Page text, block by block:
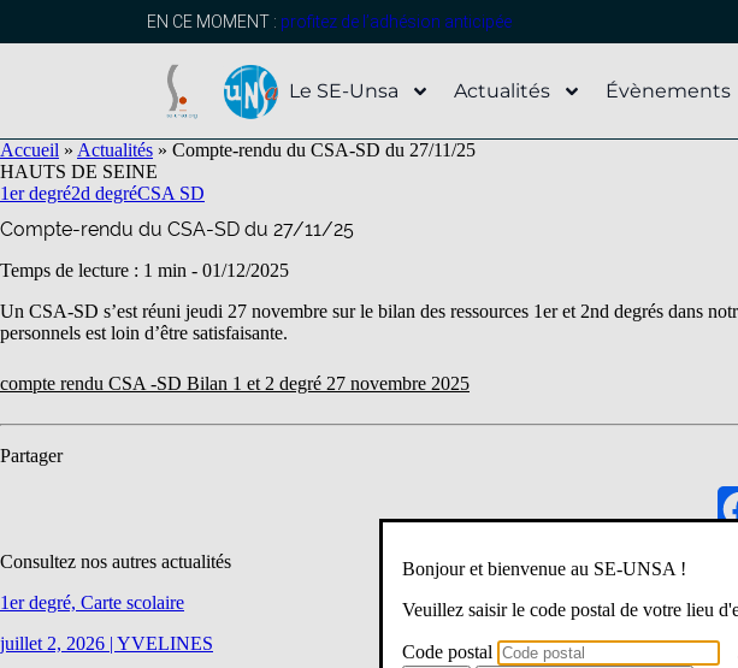
EN CE MOMENT : profitez de l’adhésion anticipée
Le SE-Unsa Actualités Évènements
Accueil » Actualités » Compte-rendu du CSA-SD du 27/11/25
HAUTS DE SEINE
1er degré2d degréCSA SD
Compte-rendu du CSA-SD du 27/11/25
Temps de lecture : 1 min - 01/12/2025
Un CSA-SD s’est réuni jeudi 27 novembre sur le bilan des ressources 1er et 2nd degrés dans
personnels est loin d’être satisfaisante.
compte rendu CSA -SD Bilan 1 et 2 degré 27 novembre 2025
Partager
Consultez nos autres actualités
1er degré, Carte scolaire
juillet 2, 2026 | YVELINES
Bonjour et bienvenue au SE-UNSA !
Veuillez saisir le code postal de votre lieu
Code postal